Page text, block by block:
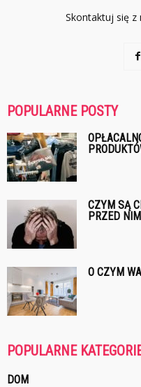
Skontaktuj się z
POPULARNE POSTY
CZYM SĄ
PRZED
O CZYM
POPULARNE
DOM